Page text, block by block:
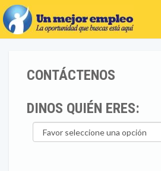
CONTÁCTENOS
DINOS QUIÉN ERES: